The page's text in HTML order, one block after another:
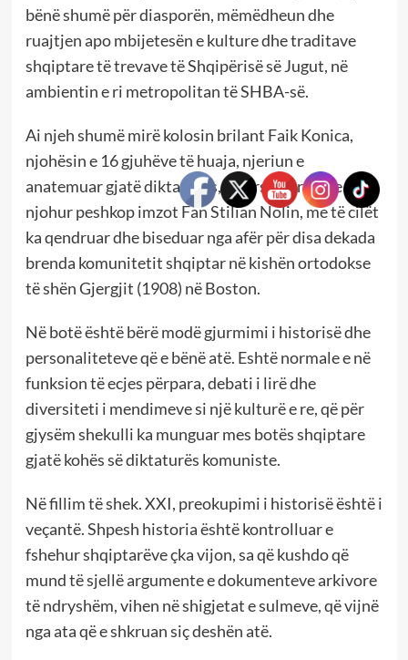
bënë shumë për diasporën, mëmëdheun dhe
ruajtjen apo mbijetesën e kulture dhe traditave
shqiptare të trevave të Shqipërisë së Jugut, në
ambientin e ri metropolitan të SHBA-së.
Ai njeh shumë mirë kolosin brilant Faik Konica,
njohësin e 16 gjuhëve të huaja, njeriun e
anatemuar gjatë diktaturës, sikurse letrarin e
njohur peshkop imzot Fan Stilian Nolin, me të cilët
ka qendruar dhe biseduar nga afër për disa dekada
brenda komunitetit shqiptar në kishën ortodokse
të shën Gjergjit (1908) në Boston.
Në botë është bërë modë gjurmimi i historisë dhe
personaliteteve që e bënë atë. Eshtë normale e në
funksion të ecjes përpara, debati i lirë dhe
diversiteti i mendimeve si një kulturë e re, që për
gjysëm shekulli ka munguar mes botës shqiptare
gjatë kohës së diktaturës komuniste.
Në fillim të shek. XXI, preokupimi i historisë është i
veçantë. Shpesh historia është kontrolluar e
fshehur shqiptarëve çka vijon, sa që kushdo që
mund të sjellë argumente e dokumenteve arkivore
të ndryshëm, vihen në shigjetat e sulmeve, që vijnë
nga ata që e shkruan siç deshën atë.